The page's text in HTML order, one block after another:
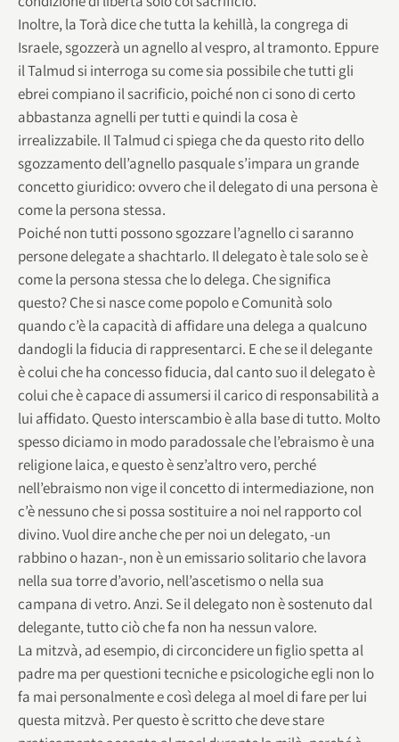
Inoltre, la Torà dice che tutta la kehillà, la congrega di
Israele, sgozzerà un agnello al vespro, al tramonto. Eppure
il Talmud si interroga su come sia possibile che tutti gli
ebrei compiano il sacrificio, poiché non ci sono di certo
abbastanza agnelli per tutti e quindi la cosa è
irrealizzabile. Il Talmud ci spiega che da questo rito dello
sgozzamento dell’agnello pasquale s’impara un grande
concetto giuridico: ovvero che il delegato di una persona è
come la persona stessa.
Poiché non tutti possono sgozzare l’agnello ci saranno
persone delegate a shachtarlo. Il delegato è tale solo se è
come la persona stessa che lo delega. Che significa
questo? Che si nasce come popolo e Comunità solo
quando c’è la capacità di affidare una delega a qualcuno
dandogli la fiducia di rappresentarci. E che se il delegante
è colui che ha concesso fiducia, dal canto suo il delegato è
colui che è capace di assumersi il carico di responsabilità a
lui affidato. Questo interscambio è alla base di tutto. Molto
spesso diciamo in modo paradossale che l’ebraismo è una
religione laica, e questo è senz’altro vero, perché
nell’ebraismo non vige il concetto di intermediazione, non
c’è nessuno che si possa sostituire a noi nel rapporto col
divino. Vuol dire anche che per noi un delegato, -un
rabbino o hazan-, non è un emissario solitario che lavora
nella sua torre d’avorio, nell’ascetismo o nella sua
campana di vetro. Anzi. Se il delegato non è sostenuto dal
delegante, tutto ciò che fa non ha nessun valore.
La mitzvà, ad esempio, di circoncidere un figlio spetta al
padre ma per questioni tecniche e psicologiche egli non lo
fa mai personalmente e così delega al moel di fare per lui
questa mitzvà. Per questo è scritto che deve stare